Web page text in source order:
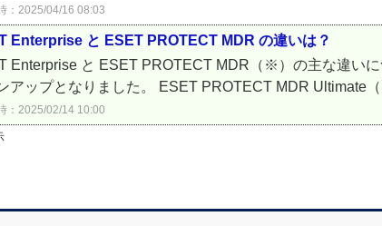
：2025/04/16 08:03
Enterprise と ESET PROTECT MDR の違いは？
Enterprise と ESET PROTECT MDR（※）の主な違い
アップとなりました。 ESET PROTECT MDR Ultimate
：2025/02/14 10:00